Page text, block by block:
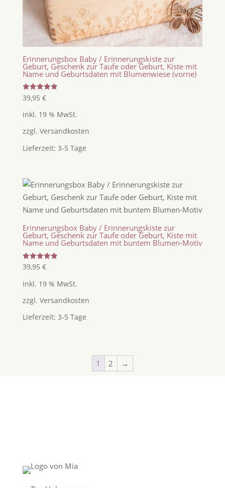
Erinnerungsbox Baby / Erinnerungskiste zur
Geburt, Geschenk zur Taufe oder Geburt, Kiste mit
Name und Geburtsdaten mit Blumenwiese (vorne)
Bewertet
mit
von 5
39,95 €
inkl. 19 % MwSt.
zzgl. Versandkosten
Lieferzeit: 3-5 Tage
Erinnerungsbox Baby / Erinnerungskiste zur
Geburt, Geschenk zur Taufe oder Geburt, Kiste mit
Name und Geburtsdaten mit buntem Blumen-Motiv
Bewertet
mit
von 5
39,95 €
inkl. 19 % MwSt.
zzgl. Versandkosten
Lieferzeit: 3-5 Tage
1 2 →